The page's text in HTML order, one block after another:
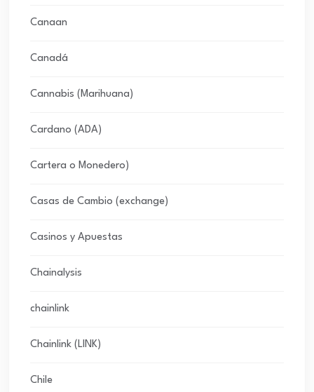
Canaan
Canadá
Cannabis (Marihuana)
Cardano (ADA)
Cartera o Monedero)
Casas de Cambio (exchange)
Casinos y Apuestas
Chainalysis
chainlink
Chainlink (LINK)
Chile